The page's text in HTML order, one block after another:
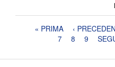
Pagine« PRIMA ‹
7
8 9